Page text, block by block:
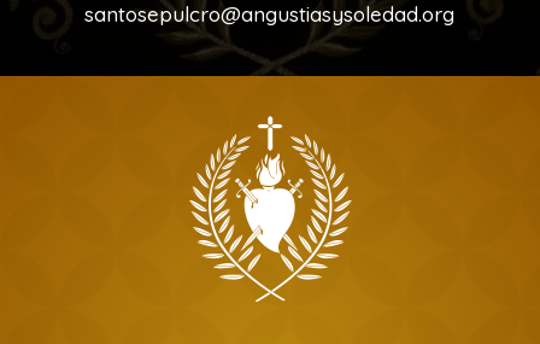
santosepulcro@angustiasysoledad.org